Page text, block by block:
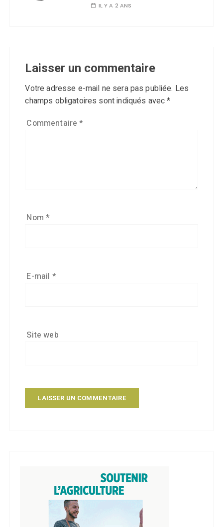
IL Y A 2 ANS
Laisser un commentaire
Votre adresse e-mail ne sera pas publiée. Les
champs obligatoires sont indiqués avec*
Commentaire*
Nom*
E-mail *
Site web